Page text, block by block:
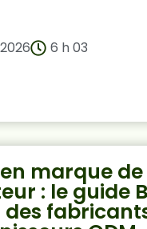
6 h 03
marque de
: le guide